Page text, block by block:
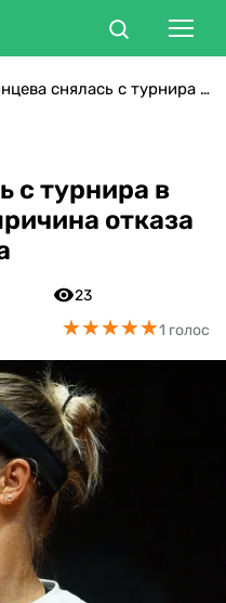
Путинцева снялась с турнира в Париже: названа причина отказа от четвертьфинала
с турнира в
отказа
23
★★★★★
★★★★★1 голос